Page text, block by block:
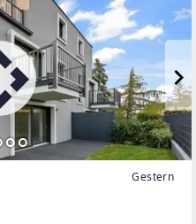
Gestern